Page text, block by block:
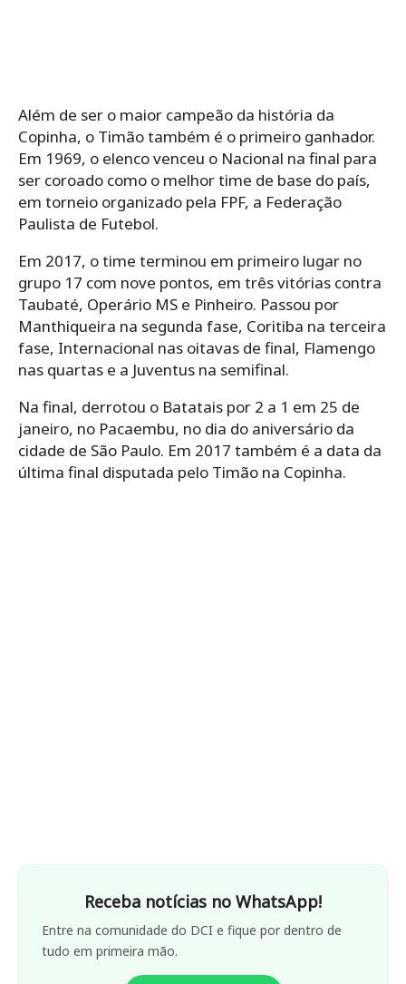
Além de ser o maior campeão da história da
Copinha, o Timão também é o primeiro ganhador.
Em 1969, o elenco venceu o Nacional na final para
ser coroado como o melhor time de base do país,
em torneio organizado pela FPF, a Federação
Paulista de Futebol.
Em 2017, o time terminou em primeiro lugar no
grupo 17 com nove pontos, em três vitórias contra
Taubaté, Operário MS e Pinheiro. Passou por
Manthiqueira na segunda fase, Coritiba na terceira
fase, Internacional nas oitavas de final, Flamengo
nas quartas e a Juventus na semifinal.
Na final, derrotou o Batatais por 2 a 1 em 25 de
janeiro, no Pacaembu, no dia do aniversário da
cidade de São Paulo. Em 2017 também é a data da
última final disputada pelo Timão na Copinha.
Receba notícias no WhatsApp!
Entre na comunidade do DCI e fique por dentro de
tudo em primeira mão.